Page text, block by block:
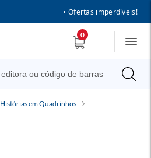
• Ofertas imperdíveis!
0
Histórias em Quadrinhos